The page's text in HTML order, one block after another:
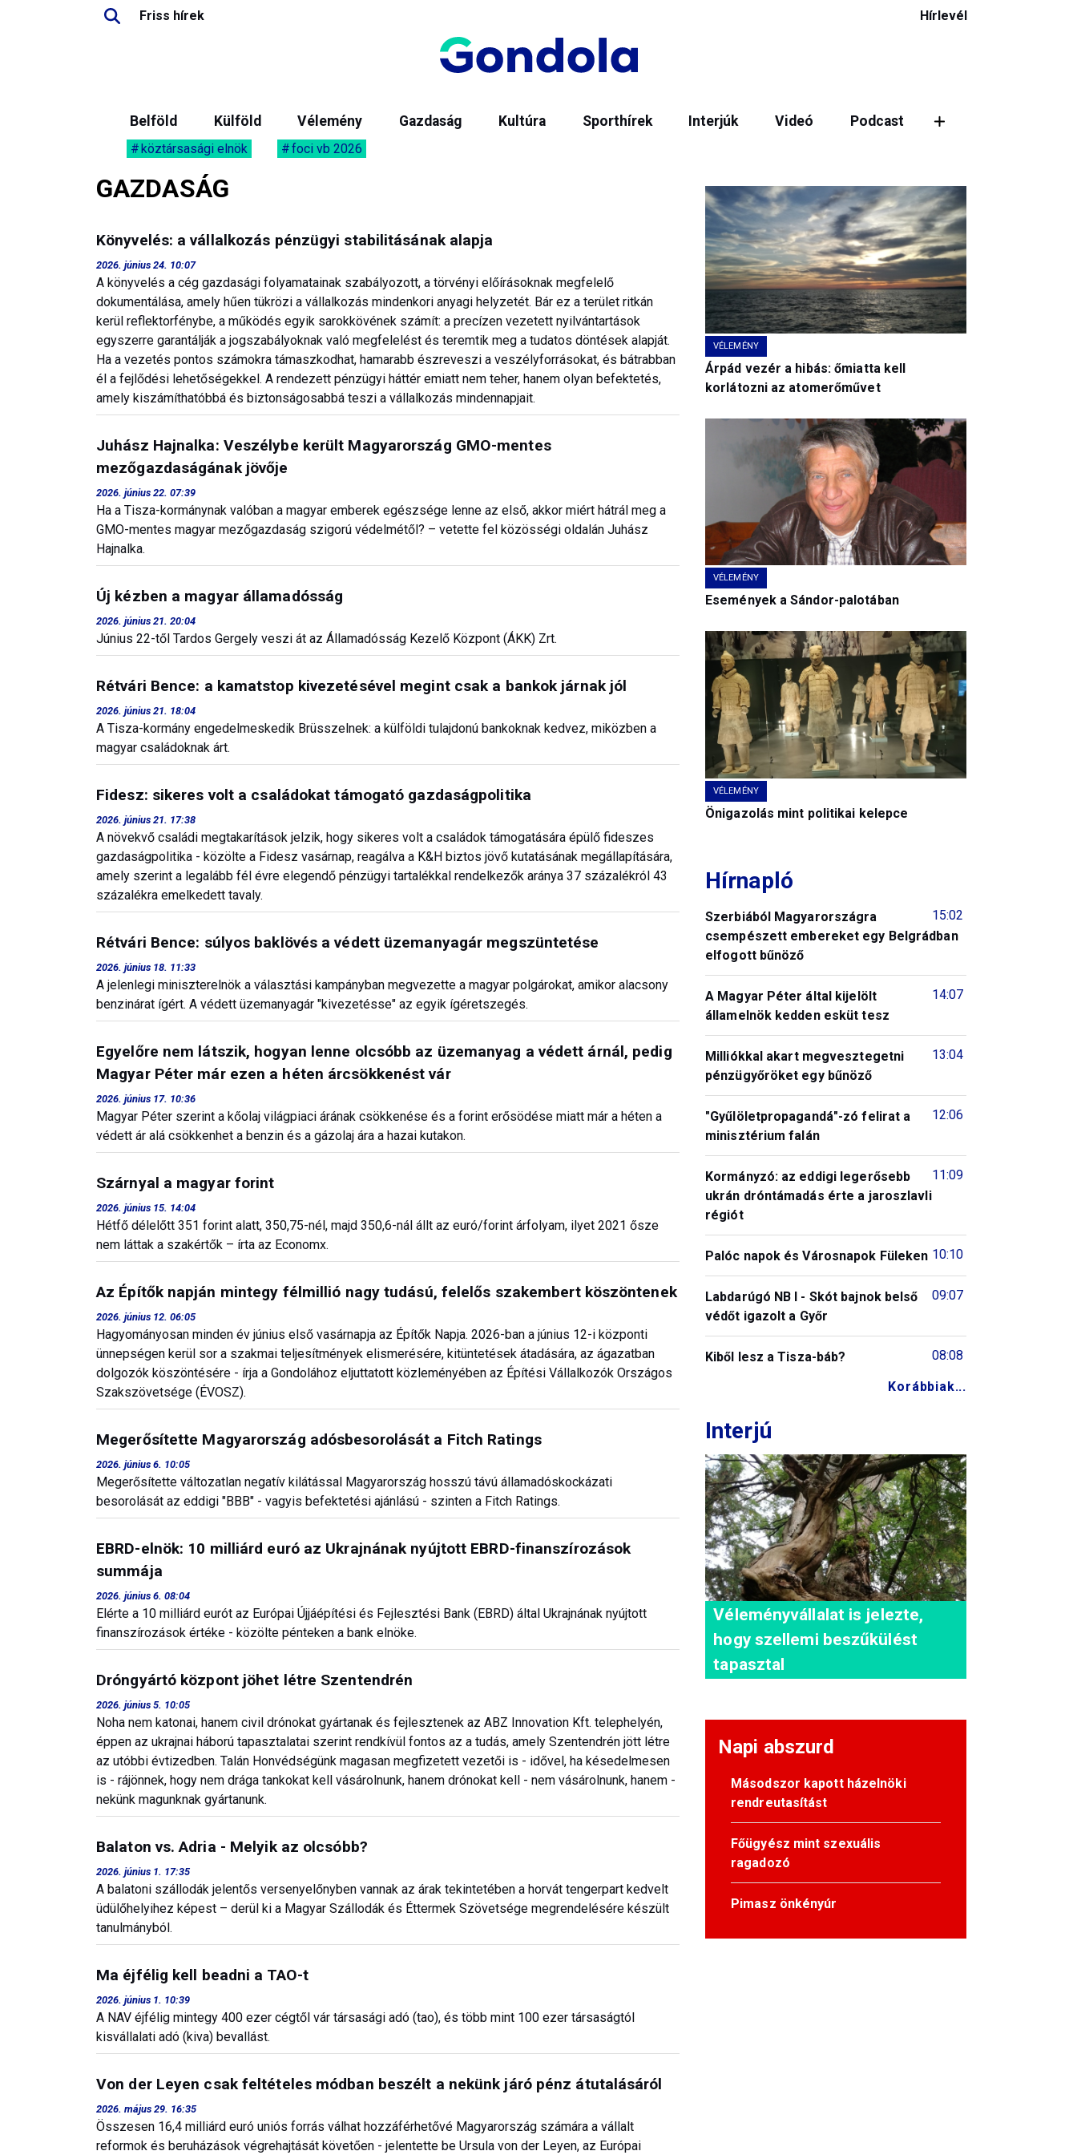
Friss hírek Hírlevél
Belföld Külföld Vélemény Gazdaság Kultúra Sporthírek Interjúk Videó Podcast
köztársasági elnök foci vb 2026
GAZDASÁG
Könyvelés: a vállalkozás pénzügyi stabilitásának alapja
2026. június 24. 10:07
A könyvelés a cég gazdasági folyamatainak szabályozott, a törvényi előírásoknak megfelelő
dokumentálása, amely hűen tükrözi a vállalkozás mindenkori anyagi helyzetét. Bár ez a terület ritkán
kerül reflektorfénybe, a működés egyik sarokkövének számít: a precízen vezetett nyilvántartások
egyszerre garantálják a jogszabályoknak való megfelelést és teremtik meg a tudatos döntések alapját.
Ha a vezetés pontos számokra támaszkodhat, hamarabb észreveszi a veszélyforrásokat, és bátrabban
él a fejlődési lehetőségekkel. A rendezett pénzügyi háttér emiatt nem teher, hanem olyan befektetés,
amely kiszámíthatóbbá és biztonságosabbá teszi a vállalkozás mindennapjait.
Juhász Hajnalka: Veszélybe került Magyarország GMO-mentes
mezőgazdaságának jövője
2026. június 22. 07:39
Ha a Tisza-kormánynak valóban a magyar emberek egészsége lenne az első, akkor miért hátrál meg a
GMO-mentes magyar mezőgazdaság szigorú védelmétől? – vetette fel közösségi oldalán Juhász
Hajnalka.
Új kézben a magyar államadósság
2026. június 21. 20:04
Június 22-től Tardos Gergely veszi át az Államadósság Kezelő Központ (ÁKK) Zrt.
Rétvári Bence: a kamatstop kivezetésével megint csak a bankok járnak jól
2026. június 21. 18:04
A Tisza-kormány engedelmeskedik Brüsszelnek: a külföldi tulajdonú bankoknak kedvez, miközben a
magyar családoknak árt.
Fidesz: sikeres volt a családokat támogató gazdaságpolitika
2026. június 21. 17:38
A növekvő családi megtakarítások jelzik, hogy sikeres volt a családok támogatására épülő fideszes
gazdaságpolitika - közölte a Fidesz vasárnap, reagálva a K&H biztos jövő kutatásának megállapítására,
amely szerint a legalább fél évre elegendő pénzügyi tartalékkal rendelkezők aránya 37 százalékról 43
százalékra emelkedett tavaly.
Rétvári Bence: súlyos baklövés a védett üzemanyagár megszüntetése
2026. június 18. 11:33
A jelenlegi miniszterelnök a választási kampányban megvezette a magyar polgárokat, amikor alacsony
benzinárat ígért. A védett üzemanyagár "kivezetésse" az egyik ígéretszegés.
Egyelőre nem látszik, hogyan lenne olcsóbb az üzemanyag a védett árnál, pedig
Magyar Péter már ezen a héten árcsökkenést vár
2026. június 17. 10:36
Magyar Péter szerint a kőolaj világpiaci árának csökkenése és a forint erősödése miatt már a héten a
védett ár alá csökkenhet a benzin és a gázolaj ára a hazai kutakon.
Szárnyal a magyar forint
2026. június 15. 14:04
Hétfő délelőtt 351 forint alatt, 350,75-nél, majd 350,6-nál állt az euró/forint árfolyam, ilyet 2021 ősze
nem láttak a szakértők – írta az Economx.
Az Építők napján mintegy félmillió nagy tudású, felelős szakembert köszöntenek
2026. június 12. 06:05
Hagyományosan minden év június első vasárnapja az Építők Napja. 2026-ban a június 12-i központi
ünnepségen kerül sor a szakmai teljesítmények elismerésére, kitüntetések átadására, az ágazatban
dolgozók köszöntésére - írja a Gondolához eljuttatott közleményében az Építési Vállalkozók Országos
Szakszövetsége (ÉVOSZ).
Megerősítette Magyarország adósbesorolását a Fitch Ratings
2026. június 6. 10:05
Megerősítette változatlan negatív kilátással Magyarország hosszú távú államadóskockázati
besorolását az eddigi "BBB" - vagyis befektetési ajánlású - szinten a Fitch Ratings.
EBRD-elnök: 10 milliárd euró az Ukrajnának nyújtott EBRD-finanszírozások
summája
2026. június 6. 08:04
Elérte a 10 milliárd eurót az Európai Újjáépítési és Fejlesztési Bank (EBRD) által Ukrajnának nyújtott
finanszírozások értéke - közölte pénteken a bank elnöke.
Dróngyártó központ jöhet létre Szentendrén
2026. június 5. 10:05
Noha nem katonai, hanem civil drónokat gyártanak és fejlesztenek az ABZ Innovation Kft. telephelyén,
éppen az ukrajnai háború tapasztalatai szerint rendkívül fontos az a tudás, amely Szentendrén jött létre
az utóbbi évtizedben. Talán Honvédségünk magasan megfizetett vezetői is - idővel, ha késedelmesen
is - rájönnek, hogy nem drága tankokat kell vásárolnunk, hanem drónokat kell - nem vásárolnunk, hanem -
nekünk magunknak gyártanunk.
Balaton vs. Adria - Melyik az olcsóbb?
2026. június 1. 17:35
A balatoni szállodák jelentős versenyelőnyben vannak az árak tekintetében a horvát tengerpart kedvelt
üdülőhelyihez képest – derül ki a Magyar Szállodák és Éttermek Szövetsége megrendelésére készült
tanulmányból.
Ma éjfélig kell beadni a TAO-t
2026. június 1. 10:39
A NAV éjfélig mintegy 400 ezer cégtől vár társasági adó (tao), és több mint 100 ezer társaságtól
kisvállalati adó (kiva) bevallást.
Von der Leyen csak feltételes módban beszélt a nekünk járó pénz átutalásáról
2026. május 29. 16:35
Összesen 16,4 milliárd euró uniós forrás válhat hozzáférhetővé Magyarország számára a vállalt
reformok és beruházások végrehajtását követően - jelentette be Ursula von der Leyen, az Európai
VÉLEMÉNY
Árpád vezér a hibás: őmiatta kell
korlátozni az atomerőművet
VÉLEMÉNY
Események a Sándor-palotában
VÉLEMÉNY
Önigazolás mint politikai kelepce
Hírnapló
15:02
Szerbiából Magyarországra
csempészett embereket egy Belgrádban
elfogott bűnöző
14:07
A Magyar Péter által kijelölt
államelnök kedden esküt tesz
13:04
Milliókkal akart megvesztegetni
pénzügyőröket egy bűnöző
12:06
"Gyűlöletpropagandá"-zó felirat a
minisztérium falán
11:09
Kormányzó: az eddigi legerősebb
ukrán dróntámadás érte a jaroszlavli
régiót
10:10
Palóc napok és Városnapok Füleken
09:07
Labdarúgó NB I - Skót bajnok belső
védőt igazolt a Győr
08:08
Kiből lesz a Tisza-báb?
Korábbiak...
Interjú
Véleményvállalat is jelezte,
hogy szellemi beszűkülést
tapasztal
Napi abszurd
Másodszor kapott házelnöki
rendreutasítást
Főügyész mint szexuális
ragadozó
Pimasz önkényúr